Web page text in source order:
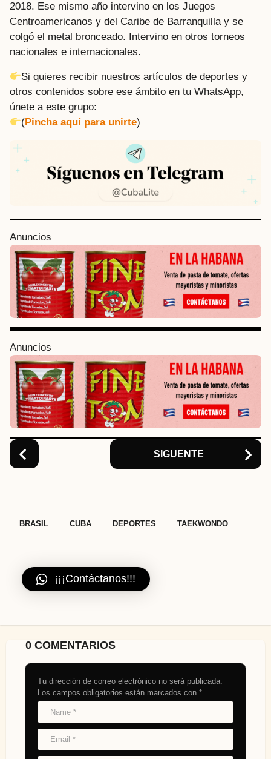
2018. Ese mismo año intervino en los Juegos
Centroamericanos y del Caribe de Barranquilla y se
colgó el metal bronceado. Intervino en otros torneos
nacionales e internacionales.
Si quieres recibir nuestros artículos de deportes y
otros contenidos sobre ese ámbito en tu WhatsApp,
únete a este grupo:
(Pincha aquí para unirte)
Anuncios
Anuncios
P
o
s
P
a
g
i
n
a
o
n
SIGUENTE
BRASIL CUBA DEPORTES TAEKWONDO
¡¡¡Contáctanos!!!
0 COMENTARIOS
Tu dirección de correo electrónico no será publicada.
Los campos obligatorios están marcados con *